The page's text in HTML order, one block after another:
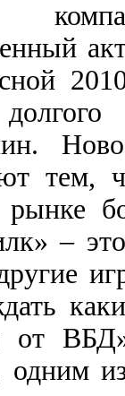
тем,
рынке
–
от
одним